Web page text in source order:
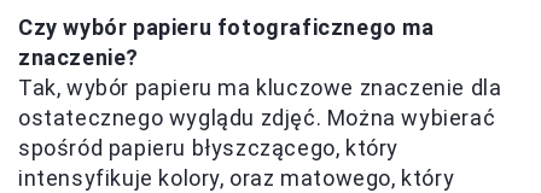
Czy wybór papieru fotograficznego ma
znaczenie?
Tak, wybór papieru ma kluczowe znaczenie dla
ostatecznego wyglądu zdjęć. Można wybierać
spośród papieru błyszczącego, który
intensyfikuje kolory, oraz matowego, który